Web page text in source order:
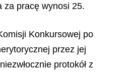
za pracę wynosi 25.
Konkursowej po
przez jej
protokół z